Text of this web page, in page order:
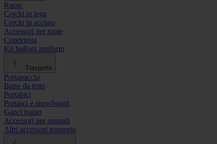
Ruote
Cerchi in lega
Cerchi in acciaio
Accessori per ruote
Copriruota
Kit bulloni antifurto
Trasporto
Portapacchi
Barre da tetto
Portabici
Portasci e snowboard
Ganci traino
Accessori per animali
Altri accessori trasporto